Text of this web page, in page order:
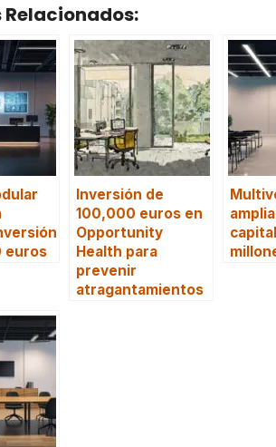
euros
Inversión de
100,000 euros en
Opportunity
Health para
prevenir
atragantamientos